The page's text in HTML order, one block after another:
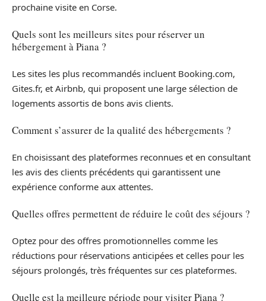
prochaine visite en Corse.
Quels sont les meilleurs sites pour réserver un
hébergement à Piana ?
Les sites les plus recommandés incluent Booking.com,
Gites.fr, et Airbnb, qui proposent une large sélection de
logements assortis de bons avis clients.
Comment s’assurer de la qualité des hébergements ?
En choisissant des plateformes reconnues et en consultant
les avis des clients précédents qui garantissent une
expérience conforme aux attentes.
Quelles offres permettent de réduire le coût des séjours ?
Optez pour des offres promotionnelles comme les
réductions pour réservations anticipées et celles pour les
séjours prolongés, très fréquentes sur ces plateformes.
Quelle est la meilleure période pour visiter Piana ?